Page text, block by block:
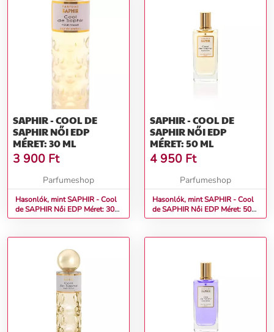
SAPHIR - COOL DE
SAPHIR NŐI EDP
MÉRET: 30 ML
3 900 Ft
Parfumeshop
Hasonlók, mint SAPHIR - Cool
de SAPHIR Női EDP Méret: 30
ml
SAPHIR - COOL DE
SAPHIR NŐI EDP
MÉRET: 50 ML
4 950 Ft
Parfumeshop
Hasonlók, mint SAPHIR - Cool
de SAPHIR Női EDP Méret: 50
ml